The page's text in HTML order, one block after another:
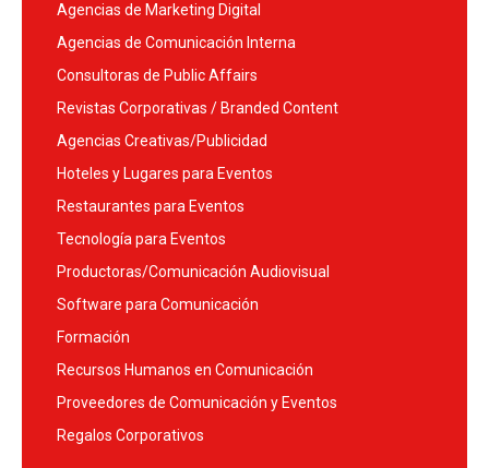
Agencias de Marketing Digital
Agencias de Comunicación Interna
Consultoras de Public Affairs
Revistas Corporativas / Branded Content
Agencias Creativas/Publicidad
Hoteles y Lugares para Eventos
Restaurantes para Eventos
Tecnología para Eventos
Productoras/Comunicación Audiovisual
Software para Comunicación
Formación
Recursos Humanos en Comunicación
Proveedores de Comunicación y Eventos
Regalos Corporativos